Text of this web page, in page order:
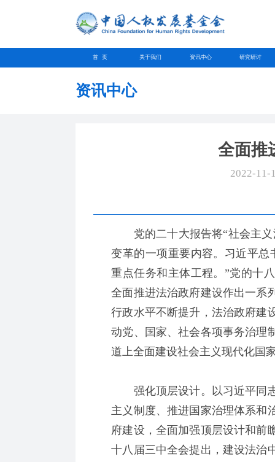
首 页 关于我们 资讯中心 研究研讨
资讯中心
全面推
2022-11-
党的二十大报告将“社会主义
变革的一项重要内容。习近平
重点任务和主体工程。”党的十
全面推进法治政府建设作出一系
行政水平不断提升，法治政府建
动党、国家、社会各项事务治理
道上全面建设社会主义现代化国
强化顶层设计。以习近平同志
主义制度、推进国家治理体系和
府建设，全面加强顶层设计和前
十八届三中全会提出，建设法治